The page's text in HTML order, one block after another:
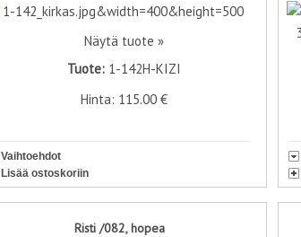
Näytä tuote »
Tuote: 1-142H-KIZI
Hinta: 115.00 €
Vaihtoehdot
Lisää ostoskoriin
Risti /082, hopea